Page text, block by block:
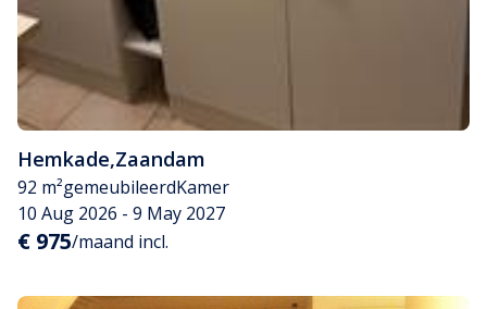
Hemkade,Zaandam
92 m²gemeubileerdKamer
10 Aug 2026 - 9 May 2027
€ 975/maand incl.